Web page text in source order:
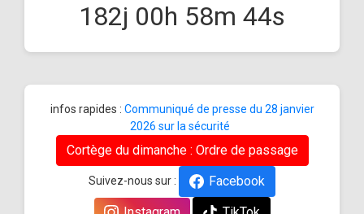
182j 00h 58m 44s
infos rapides : Communiqué de presse du 28 janvier
2026 sur la sécurité
Cortège du dimanche : Ordre de passage
Suivez-nous sur :
Facebook